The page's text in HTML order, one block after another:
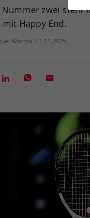
zwei steht
Happy End.
Wachta, 01.11.2025